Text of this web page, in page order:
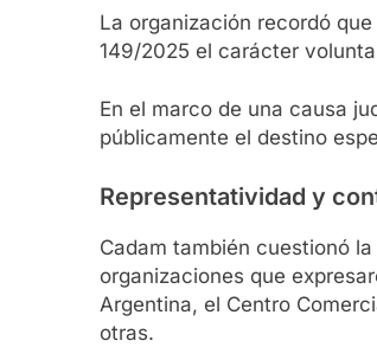
La organización recordó
149/2025 el carácter
En el marco de una causa
públicamente el destino
Representatividad y
Cadam también cuestionó
organizaciones que
Argentina, el Centro
otras.